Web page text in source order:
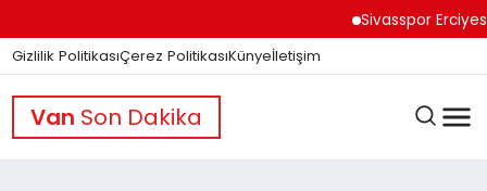
Sivasspor Erciyes
Gizlilik PolitikasıÇerez PolitikasıKünyeİletişim
Van Son Dakika